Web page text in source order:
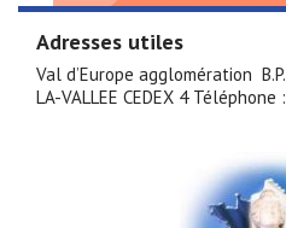
Adresses utiles
Val d’Europe agglomération
LA-VALLEE CEDEX 4 Téléphone